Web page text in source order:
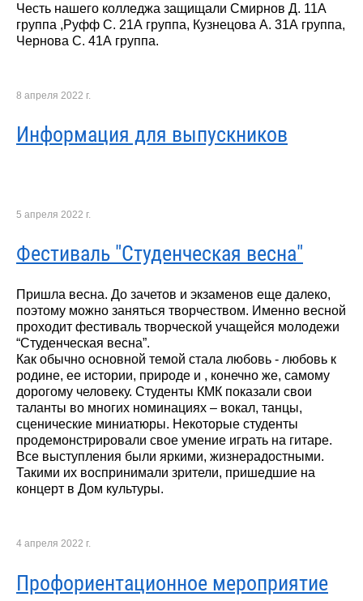
Честь нашего колледжа защищали Смирнов Д. 11А
группа ,Руфф С. 21А группа, Кузнецова А. 31А группа,
Чернова С. 41А группа.
8 апреля 2022 г.
Информация для выпускников
5 апреля 2022 г.
Фестиваль "Студенческая весна"
Пришла весна. До зачетов и экзаменов еще далеко,
поэтому можно заняться творчеством. Именно весной
проходит фестиваль творческой учащейся молодежи
“Студенческая весна”.
Как обычно основной темой стала любовь - любовь к
родине, ее истории, природе и , конечно же, самому
дорогому человеку. Студенты КМК показали свои
таланты во многих номинациях – вокал, танцы,
сценические миниатюры. Некоторые студенты
продемонстрировали свое умение играть на гитаре.
Все выступления были яркими, жизнерадостными.
Такими их воспринимали зрители, пришедшие на
концерт в Дом культуры.
4 апреля 2022 г.
Профориентационное мероприятие